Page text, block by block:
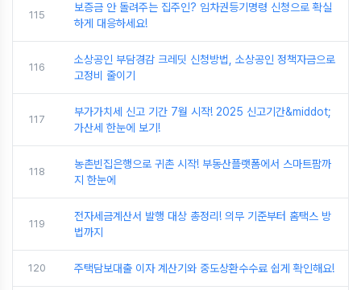
115
보증금 안 돌려주는 집주인? 임차권등기명령 신청으로 확실
하게 대응하세요!
116
소상공인 부담경감 크레딧 신청방법, 소상공인 정책자금으로
고정비 줄이기
117
부가가치세 신고 기간 7월 시작! 2025 신고기간&middot;
가산세 한눈에 보기!
118
농촌빈집은행으로 귀촌 시작! 부동산플랫폼에서 스마트팜까
지 한눈에
119
전자세금계산서 발행 대상 총정리! 의무 기준부터 홈택스 방
법까지
120 주택담보대출 이자 계산기와 중도상환수수료 쉽게 확인해요!